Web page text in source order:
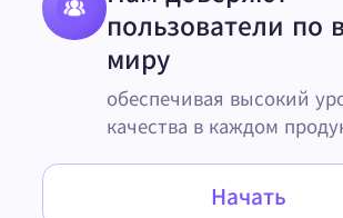
пользователи по
миру
обеспечивая высокий
качества в каждом
Начать